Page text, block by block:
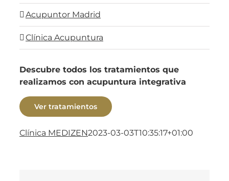
Acupuntor Madrid
Clínica Acupuntura
Descubre todos los tratamientos que
realizamos con acupuntura integrativa
Ver tratamientos
Clínica MEDIZEN2023-03-03T10:35:17+01:00